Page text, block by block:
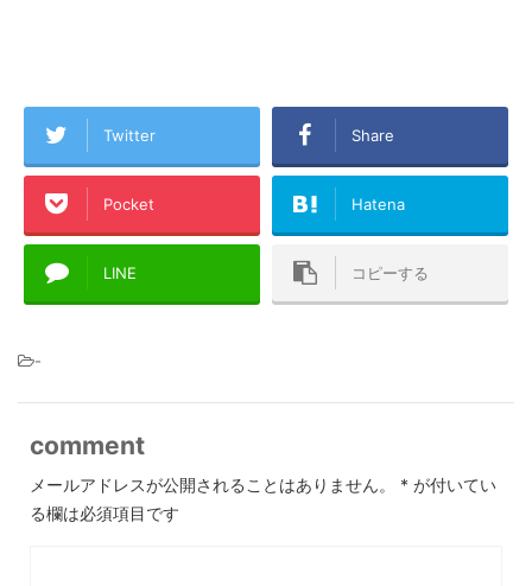
Twitter Share
Pocket Hatena
LINE コピーする
-
comment
メールアドレスが公開されることはありません。 * が付いてい
る欄は必須項目です